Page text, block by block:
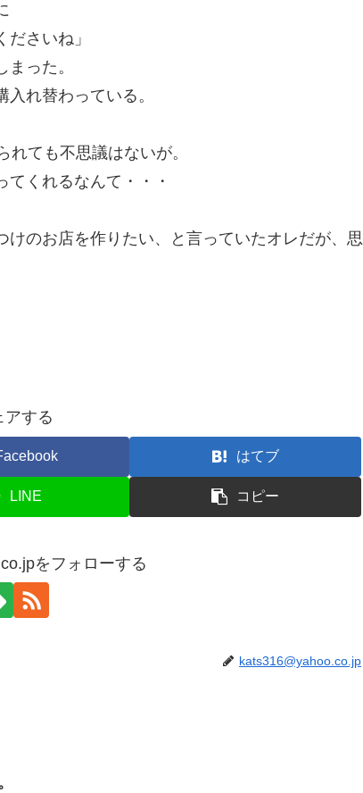
さいね」
った。
れ替わっている。
ても不思議はないが。
くれるなんて・・・
のお店を作りたい、と言っていたオレだが、思
アする
はてブ
LINE コピー
をフォローする
kats316@yahoo.co.jp